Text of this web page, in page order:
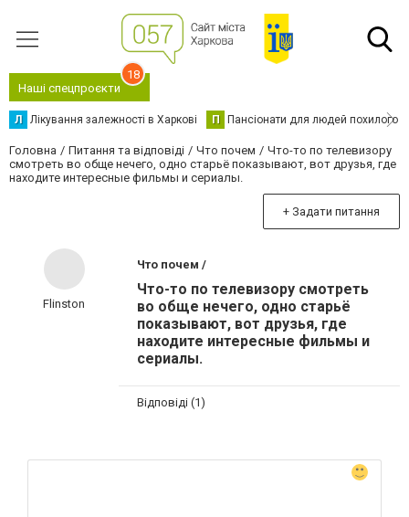
Наші спецпроєкти
18
Л Лікування залежності в Харкові П Пансіонати для людей похилого
Головна Питання та відповіді Что почем
Что-то по телевизору
смотреть во обще нечего, одно старьё показывают, вот друзья, где
находите интересные фильмы и сериалы.
+ Задати питання
Flinston
Что почем /
Что-то по телевизору смотреть
во обще нечего, одно старьё
показывают, вот друзья, где
находите интересные фильмы и
сериалы.
Відповіді (1)